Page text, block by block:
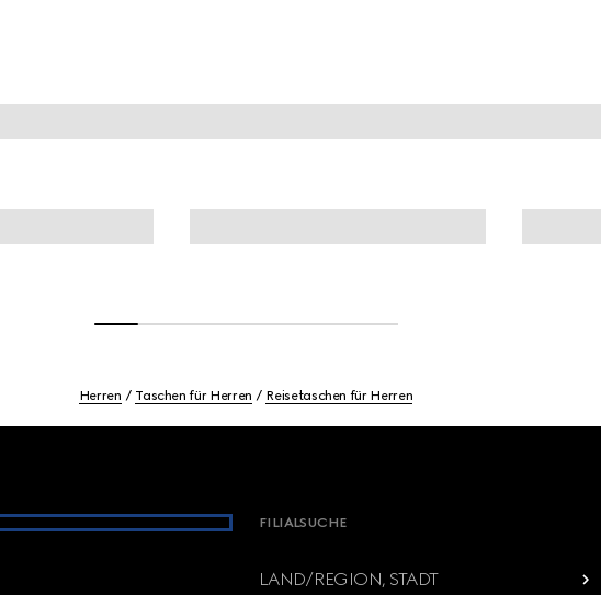
Herren Taschen für Herren Reisetaschen für Herren
FILIALSUCHE
LAND/REGION, STADT